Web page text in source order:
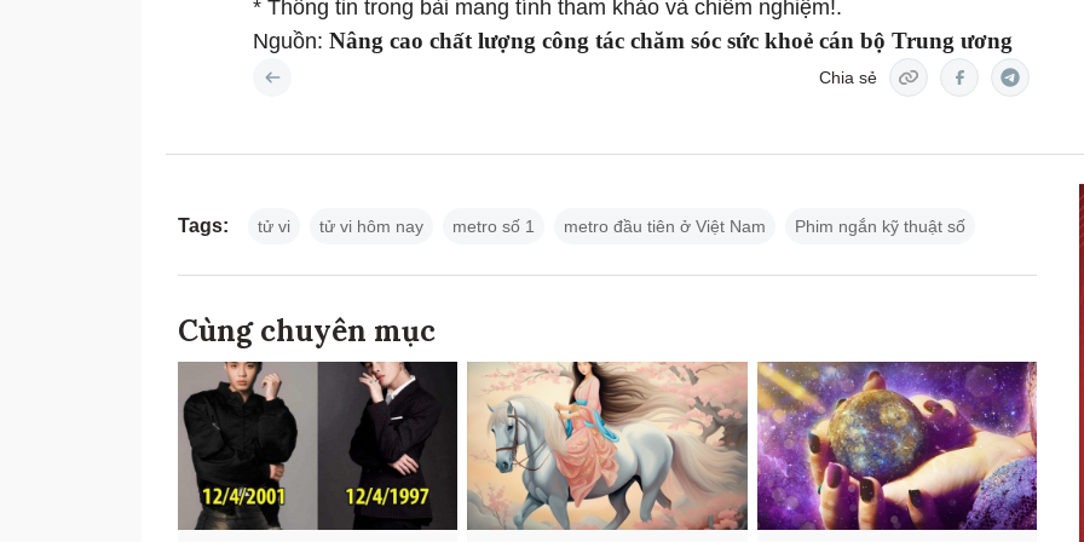
* Thông tin trong bài mang tính tham khảo và chiêm nghiệm!.
Nguồn: Nâng cao chất lượng công tác chăm sóc sức khoẻ cán bộ Trung ương
Chia sẻ
Tags: tử vi tử vi hôm nay metro số 1 metro đầu tiên ở Việt Nam Phim ngắn kỹ thuật số
Cùng chuyên mục